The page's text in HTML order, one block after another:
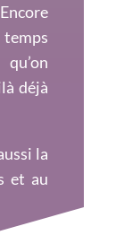
déjà
la
et au